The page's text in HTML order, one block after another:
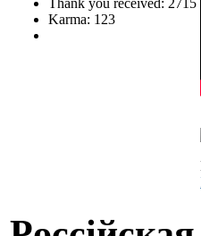
Karma: 123